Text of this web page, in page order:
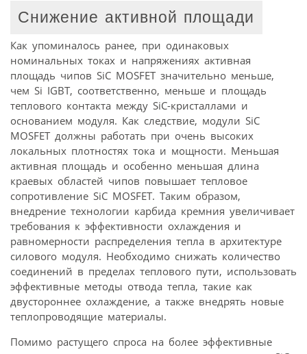
Снижение активной площади
Как упоминалось ранее, при одинаковых
номинальных токах и напряжениях активная
площадь чипов SiC MOSFET значительно меньше,
чем Si IGBT, соответственно, меньше и площадь
теплового контакта между SiC-кристаллами и
основанием модуля. Как следствие, модули SiC
MOSFET должны работать при очень высоких
локальных плотностях тока и мощности. Меньшая
активная площадь и особенно меньшая длина
краевых областей чипов повышает тепловое
сопротивление SiC MOSFET. Таким образом,
внедрение технологии карбида кремния увеличивает
требования к эффективности охлаждения и
равномерности распределения тепла в архитектуре
силового модуля. Необходимо снижать количество
соединений в пределах теплового пути, использовать
эффективные методы отвода тепла, такие как
двустороннее охлаждение, а также внедрять новые
теплопроводящие материалы.
Помимо растущего спроса на более эффективные